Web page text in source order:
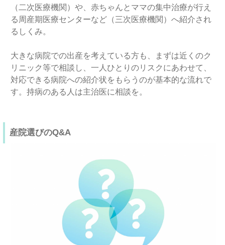
（二次医療機関）や、赤ちゃんとママの集中治療が行え
る周産期医療センターなど（三次医療機関）へ紹介され
るしくみ。
大きな病院での出産を考えている方も、まずは近くのク
リニック等で相談し、一人ひとりのリスクにあわせて、
対応できる病院への紹介状をもらうのが基本的な流れで
す。持病のある人は主治医に相談を。
産院選びのQ&A